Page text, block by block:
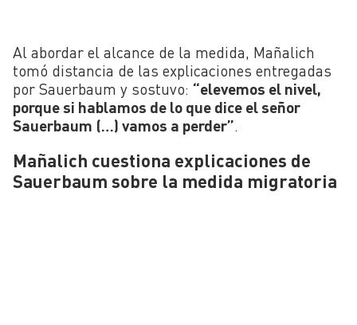
Al abordar el alcance de la medida, Mañalich
tomó distancia de las explicaciones entregadas
por Sauerbaum y sostuvo: “elevemos el nivel,
porque si hablamos de lo que dice el señor
Sauerbaum (…) vamos a perder”.
Mañalich cuestiona explicaciones de
Sauerbaum sobre la medida migratoria